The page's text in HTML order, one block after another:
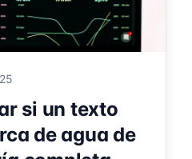
si un texto
de agua de